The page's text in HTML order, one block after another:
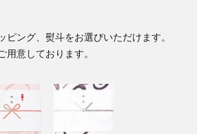
ピング、熨斗をお選びいただけます。
用意しております。